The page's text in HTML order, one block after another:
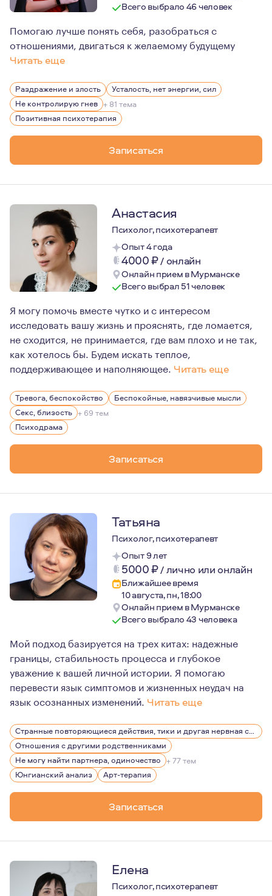
Всего выбрало 46 человек
Помогаю лучше понять себя, разобраться с
отношениями, двигаться к желаемому будущему
Читать еще
Опыт каждого человека уникален, все истории
Чтобы "с этим что-то делать", нужно понять самого
Я не даю советов - если честно, я просто не берусь
Раздражение и злость
Усталость, нет энергии, сил
Не контролирую гнев + 81 тема
Позитивная психотерапия
Записаться
Анастасия
Психолог, психотерапевт
Опыт 4 года
4000₽/ онлайн
Онлайн прием в Мурманске
Всего выбрал 51 человек
Я могу помочь вместе чутко и с интересом
исследовать вашу жизнь и прояснять, где ломается,
не сходится, не принимается, где вам плохо и не так,
как хотелось бы. Будем искать теплое,
поддерживающее и наполняющее. Читать еще
У меня есть тг-канал и подкаст “А это
Я люблю замечать красивое в простом, делать
Коллекционирую хорошую детскую литературу.
Тревога, беспокойство
Беспокойные, навязчивые мысли
Секс, близость + 69 тем
Психодрама
Записаться
Татьяна
Психолог, психотерапевт
Опыт 9 лет
5000₽/лично или онлайн
Ближайшее время
10 августа, пн, 18:00
Онлайн прием в Мурманске
Всего выбрало 43 человека
Мой подход базируется на трех китах: надежные
границы, стабильность процесса и глубокое
уважение к вашей личной истории. Я помогаю
перевести язык симптомов и жизненных неудач на
язык осознанных изменений. Читать еще
Юнгианский анализ, юнгианская сказкотерапия, арт-
Групповые трансформационные игры для взрослых —
Игры: Психосоматика (работа с заболеванием,
Странные повторяющиеся действия, тики и другая нервная симптоматика
Отношения с другими родственниками
Не могу найти партнера, одиночество + 77 тем
Юнгианский анализ
Арт-терапия
Записаться
Елена
Психолог, психотерапевт